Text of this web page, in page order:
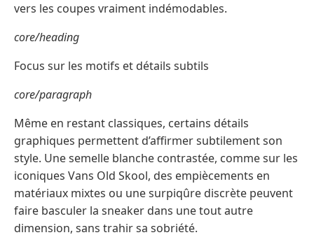
vers les coupes vraiment indémodables.
core/heading
Focus sur les motifs et détails subtils
core/paragraph
Même en restant classiques, certains détails
graphiques permettent d’affirmer subtilement son
style. Une semelle blanche contrastée, comme sur les
iconiques Vans Old Skool, des empiècements en
matériaux mixtes ou une surpiqûre discrète peuvent
faire basculer la sneaker dans une tout autre
dimension, sans trahir sa sobriété.